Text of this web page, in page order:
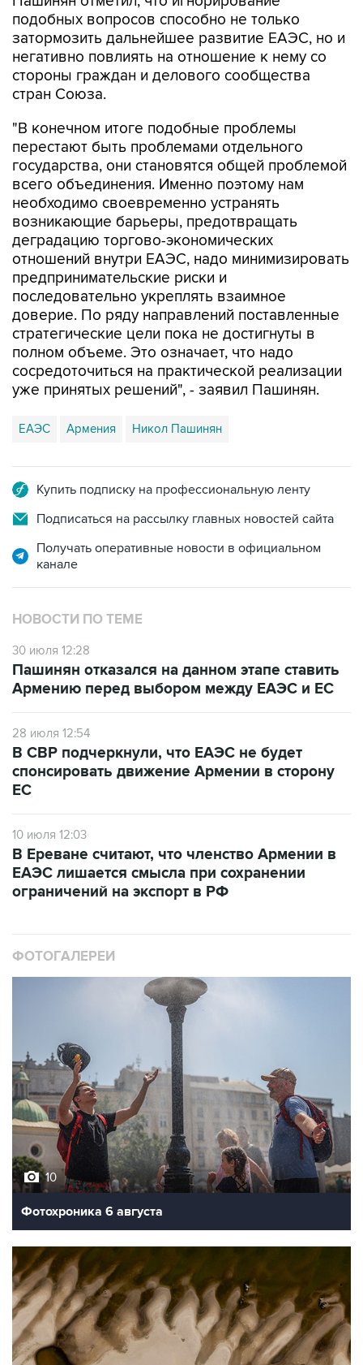
подобных вопросов способно не только
затормозить дальнейшее развитие ЕАЭС, но и
негативно повлиять на отношение к нему со
стороны граждан и делового сообщества
стран Союза.
"В конечном итоге подобные проблемы
перестают быть проблемами отдельного
государства, они становятся общей проблемой
всего объединения. Именно поэтому нам
необходимо своевременно устранять
возникающие барьеры, предотвращать
деградацию торгово-экономических
отношений внутри ЕАЭС, надо минимизировать
предпринимательские риски и
последовательно укреплять взаимное
доверие. По ряду направлений поставленные
стратегические цели пока не достигнуты в
полном объеме. Это означает, что надо
сосредоточиться на практической реализации
уже принятых решений", - заявил Пашинян.
ЕАЭС Армения Никол Пашинян
Купить подписку на профессиональную ленту
Подписаться на рассылку главных новостей сайта
Получать оперативные новости в официальном
канале
НОВОСТИ ПО ТЕМЕ
30 июля 12:28
Пашинян отказался на данном этапе ставить
Армению перед выбором между ЕАЭС и ЕС
28 июля 12:54
В СВР подчеркнули, что ЕАЭС не будет
спонсировать движение Армении в сторону
ЕС
10 июля 12:03
В Ереване считают, что членство Армении в
ЕАЭС лишается смысла при сохранении
ограничений на экспорт в РФ
ФОТОГАЛЕРЕИ
10
Фотохроника 6 августа